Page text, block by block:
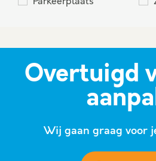
Overtuigd
Wij gaan graag voor